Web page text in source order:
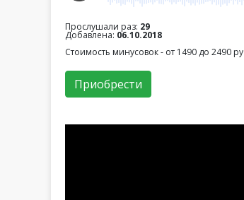
Прослушали раз: 29
Добавлена: 06.10.2018
Стоимость минусовок - от 1490 до 2490
Приобрести